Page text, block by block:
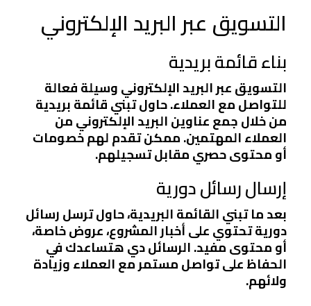
التسويق عبر البريد الإلكتروني
بناء قائمة بريدية
التسويق عبر البريد الإلكتروني وسيلة فعالة
للتواصل مع العملاء. حاول تبني قائمة بريدية
من خلال جمع عناوين البريد الإلكتروني من
العملاء المهتمين. ممكن تقدم لهم خصومات
أو محتوى حصري مقابل تسجيلهم.
إرسال رسائل دورية
بعد ما تبني القائمة البريدية، حاول ترسل رسائل
دورية تحتوي على أخبار المشروع، عروض خاصة،
أو محتوى مفيد. الرسائل دي هتساعدك في
الحفاظ على تواصل مستمر مع العملاء وزيادة
ولائهم.